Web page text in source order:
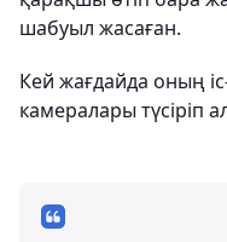
шабуыл жасаған.
Кей жағдайда оның
камералары түсіріп